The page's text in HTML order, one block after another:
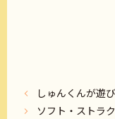
しゅんくんが遊
ソフト・ストラ